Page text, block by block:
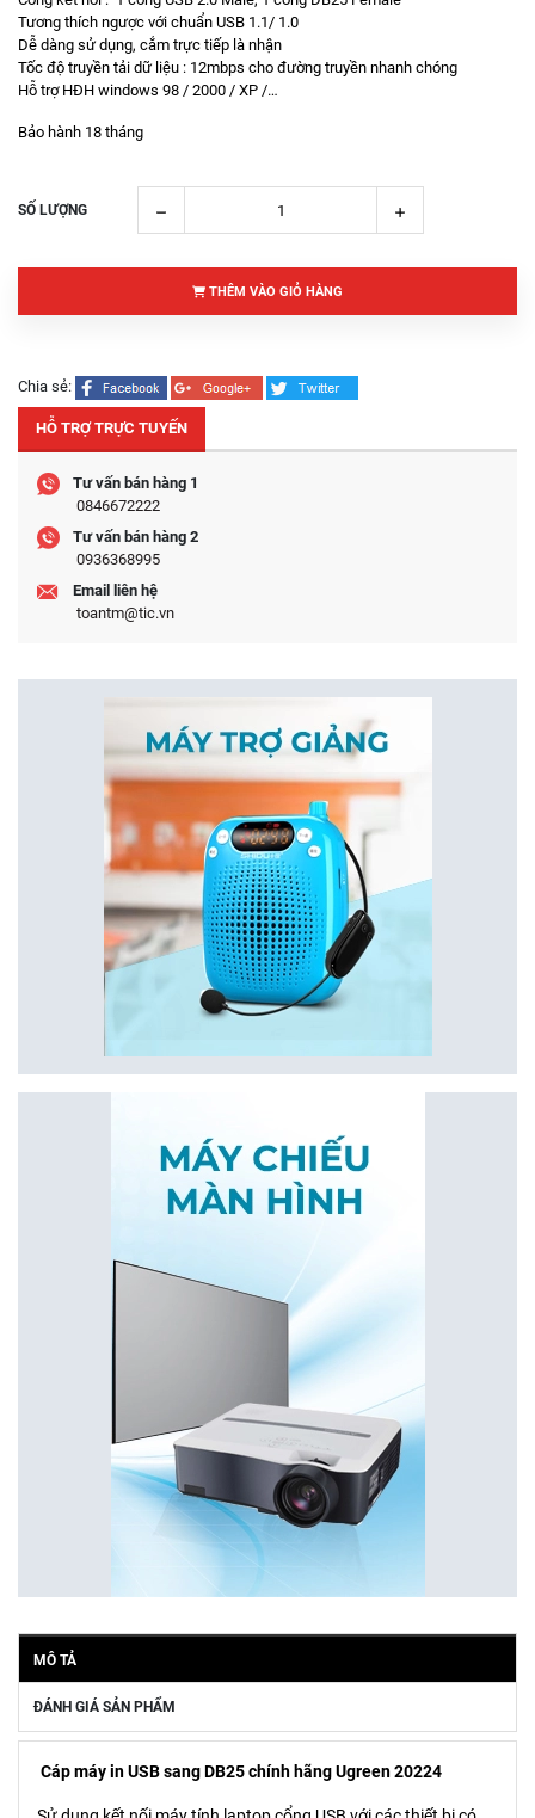
Tương thích ngược với chuẩn USB 1.1/ 1.0
Dễ dàng sử dụng, cắm trực tiếp là nhận
Tốc độ truyền tải dữ liệu : 12mbps cho đường truyền nhanh chóng
Hỗ trợ HĐH windows 98 / 2000 / XP /…
Bảo hành 18 tháng
SỐ LƯỢNG
THÊM VÀO GIỎ HÀNG
Chia sẻ:
HỖ TRỢ TRỰC TUYẾN
Tư vấn bán hàng 1
0846672222
Tư vấn bán hàng 2
0936368995
Email liên hệ
toantm@tic.vn
MÔ TẢ
ĐÁNH GIÁ SẢN PHẨM
Cáp máy in USB sang DB25 chính hãng Ugreen 20224